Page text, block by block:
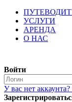
УСЛУГИ
АРЕНДА
О НАС
Войти
У вас нет аккаунта?